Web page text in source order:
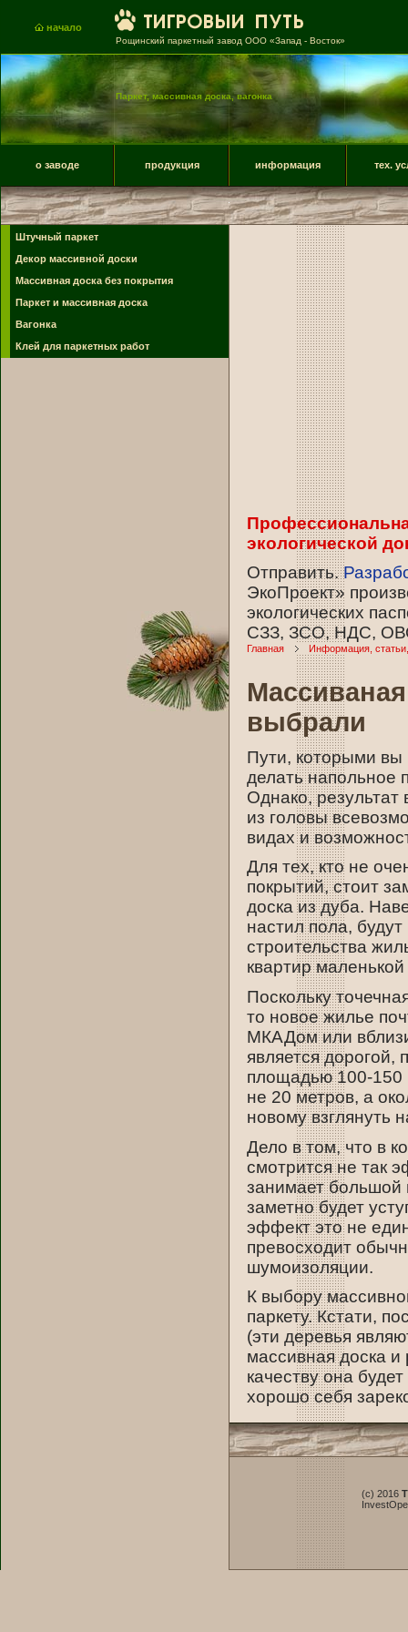
начало
Рощинский паркетный завод ООО «Запад - Восток»
Паркет, массивная доска, вагонка
о заводе продукция информация тех.
Штучный паркет
Декор массивной доски
Массивная доска без покрытия
Паркет и массивная доска
Вагонка
Клей для паркетных работ
экологической
Отправить.
ЭкоПроект»
экологических
СЗЗ, ЗСО, НДС,
Главная Информация,
выбрали
Пути, которыми вы
делать напольное
Однако, результат
из головы
видах и
Для тех, кто не
покрытий, стоит
доска из дуба.
настил пола,
строительства
квартир
Поскольку
то новое жилье
МКАДом или
является дорогой,
площадью 100-150
не 20 метров, а
новому взглянуть
Дело в том, что в
смотрится не так
занимает большой
заметно будет
эффект это не
превосходит
шумоизоляции.
К выбору
паркету. Кстати,
(эти деревья
массивная доска и
качеству она
хорошо себя
(c) 2016